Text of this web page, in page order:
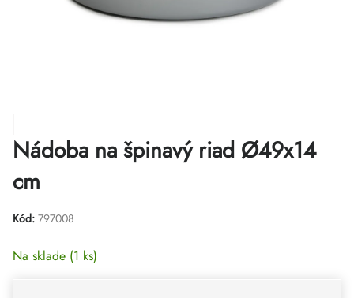
Nádoba na špinavý riad Ø49x14
cm
Kód: 797008
Na sklade (1 ks)